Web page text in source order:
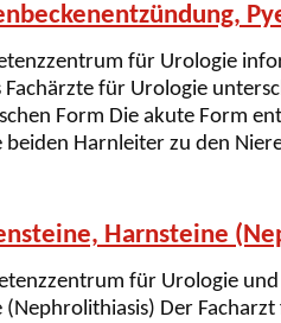
für Urologie
für Urologie
Form Die akute Form
Harnleiter zu den
Harnsteine
für Urologie
Der